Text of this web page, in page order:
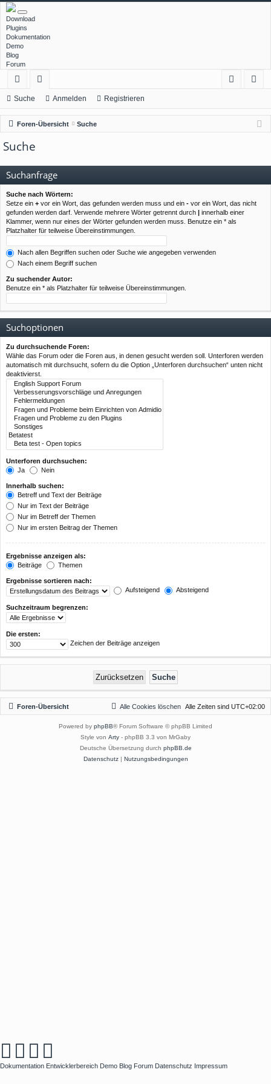
Download
Plugins
Dokumentation
Demo
Blog
Forum
ch
ne
llz
ug
rif
f
en
m
el
ist
rie
Suche Anmelden Registrieren
Foren-Übersicht Suche
Suche
Suchanfrage
Suche nach Wörtern:
Setze ein + vor ein Wort, das gefunden werden muss und ein - vor ein Wort, das nicht
gefunden werden darf. Verwende mehrere Wörter getrennt durch | innerhalb einer
Klammer, wenn nur eines der Wörter gefunden werden muss. Benutze ein * als
Platzhalter für teilweise Übereinstimmungen.
Nach allen Begriffen suchen oder Suche wie angegeben verwenden
Nach einem Begriff suchen
Zu suchender Autor:
Benutze ein * als Platzhalter für teilweise Übereinstimmungen.
Suchoptionen
Zu durchsuchende Foren:
Wähle das Forum oder die Foren aus, in denen gesucht werden soll. Unterforen werden
automatisch mit durchsucht, sofern du die Option „Unterforen durchsuchen“ unten nicht
deaktivierst.
Unterforen durchsuchen:
Ja
Nein
Innerhalb suchen:
Betreff und Text der Beiträge
Nur im Text der Beiträge
Nur im Betreff der Themen
Nur im ersten Beitrag der Themen
Ergebnisse anzeigen als:
Beiträge
Themen
Ergebnisse sortieren nach:
Aufsteigend
Absteigend
Suchzeitraum begrenzen:
Die ersten:
Zeichen der Beiträge anzeigen
Foren-Übersicht Alle Zeiten sind UTC+02:00
Alle Cookies löschen
Powered by phpBB® Forum Software © phpBB Limited
Style von Arty - phpBB 3.3 von MrGaby
Deutsche Übersetzung durch phpBB.de
Datenschutz| Nutzungsbedingungen
Dokumentation Entwicklerbereich Demo Blog Forum Datenschutz Impressum